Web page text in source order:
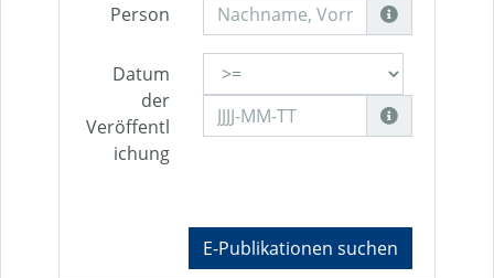
Person
Datum
der
Veröffentl
ichung
E-Publikationen suchen